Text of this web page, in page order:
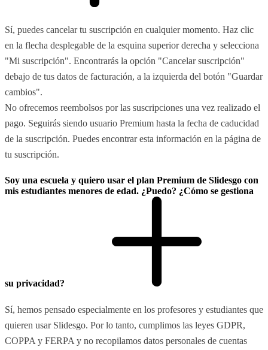
Sí, puedes cancelar tu suscripción en cualquier momento. Haz clic
en la flecha desplegable de la esquina superior derecha y selecciona
"Mi suscripción". Encontrarás la opción "Cancelar suscripción"
debajo de tus datos de facturación, a la izquierda del botón "Guardar
cambios".
No ofrecemos reembolsos por las suscripciones una vez realizado el
pago. Seguirás siendo usuario Premium hasta la fecha de caducidad
de la suscripción. Puedes encontrar esta información en la página de
tu suscripción.
Soy una escuela y quiero usar el plan Premium de Slidesgo con
mis estudiantes menores de edad. ¿Puedo? ¿Cómo se gestiona
su privacidad?
Sí, hemos pensado especialmente en los profesores y estudiantes que
quieren usar Slidesgo. Por lo tanto, cumplimos las leyes GDPR,
COPPA y FERPA y no recopilamos datos personales de cuentas